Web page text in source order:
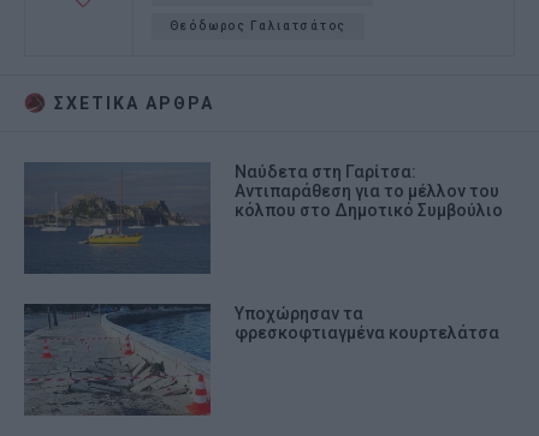
Θεόδωρος Γαλιατσάτος
ΣΧΕΤΙΚA AΡΘΡΑ
Ναύδετα στη Γαρίτσα:
Αντιπαράθεση για το μέλλον του
κόλπου στο Δημοτικό Συμβούλιο
Υποχώρησαν τα
φρεσκοφτιαγμένα κουρτελάτσα